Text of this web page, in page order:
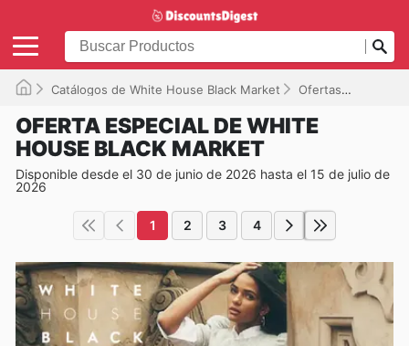
Catálogos de White House Black Market Ofertas
OFERTA ESPECIAL DE WHITE
HOUSE BLACK MARKET
Disponible desde el 30 de junio de 2026 hasta el 15 de julio de
2026
1 2 3 4